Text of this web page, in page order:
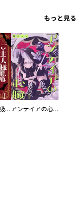
もっと見る
ご主人様には吸わせません！ 【連載版】 アンテイアの心臓 【連載版】